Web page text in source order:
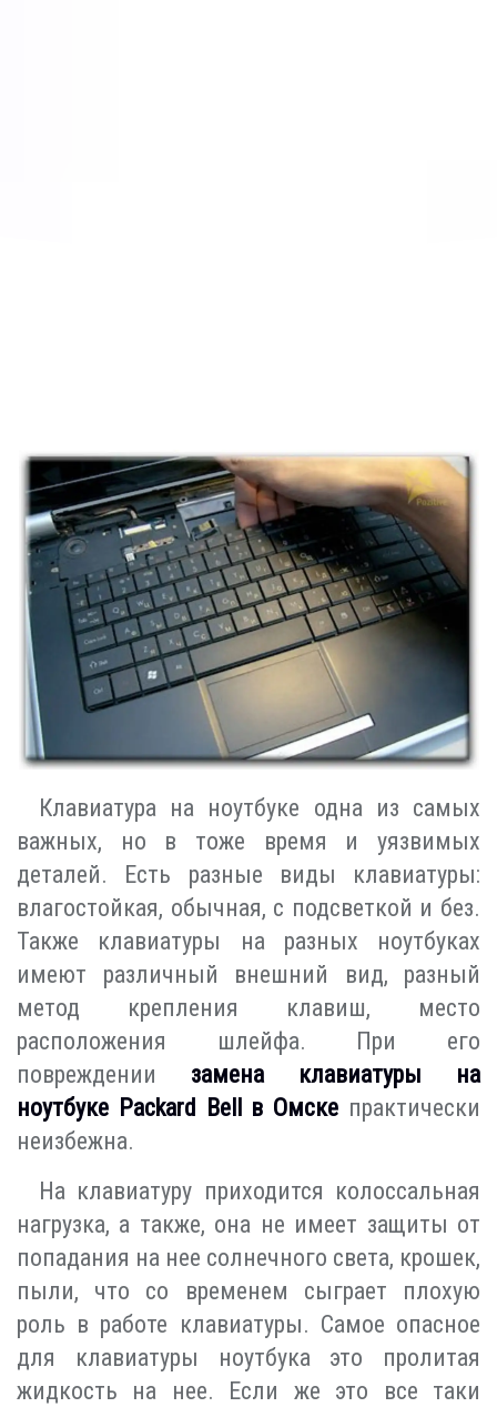
Клавиатура на ноутбуке одна из самых
важных, но в тоже время и уязвимых
деталей. Есть разные виды клавиатуры:
влагостойкая, обычная, с подсветкой и без.
Также клавиатуры на разных ноутбуках
имеют различный внешний вид, разный
метод крепления клавиш, место
расположения шлейфа. При его
повреждении замена клавиатуры на
ноутбуке Packard Bell в Омске практически
неизбежна.
На клавиатуру приходится колоссальная
нагрузка, а также, она не имеет защиты от
попадания на нее солнечного света, крошек,
пыли, что со временем сыграет плохую
роль в работе клавиатуры. Самое опасное
для клавиатуры ноутбука это пролитая
жидкость на нее. Если же это все таки